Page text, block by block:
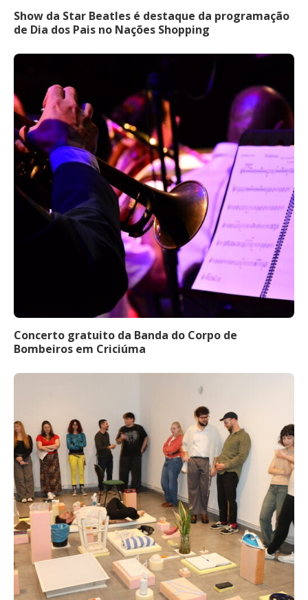
Show da Star Beatles é destaque da programação
de Dia dos Pais no Nações Shopping
Concerto gratuito da Banda do Corpo de
Bombeiros em Criciúma